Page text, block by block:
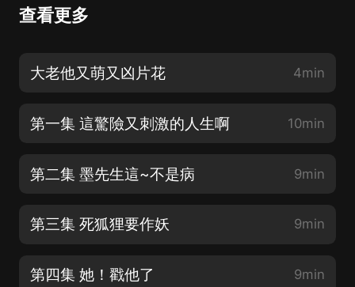
查看更多
大老他又萌又凶片花 4min
第一集 這驚險又刺激的人生啊 10min
第二集 墨先生這~不是病 9min
第三集 死狐狸要作妖 9min
第四集 她！戳他了 9min